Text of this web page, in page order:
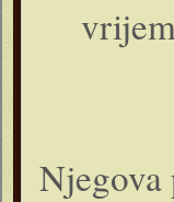
Njegova